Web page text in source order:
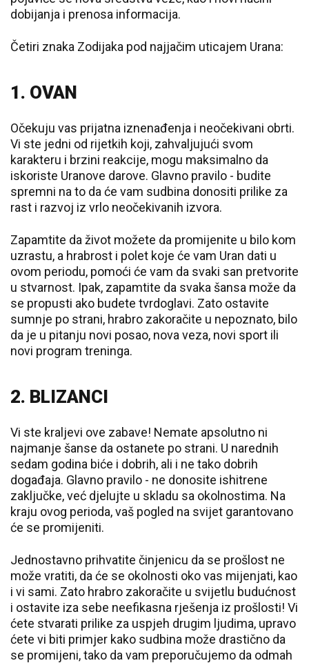
dobijanja i prenosa informacija.
Četiri znaka Zodijaka pod najjačim uticajem Urana:
1. OVAN
Očekuju vas prijatna iznenađenja i neočekivani obrti.
Vi ste jedni od rijetkih koji, zahvaljujući svom
karakteru i brzini reakcije, mogu maksimalno da
iskoriste Uranove darove. Glavno pravilo - budite
spremni na to da će vam sudbina donositi prilike za
rast i razvoj iz vrlo neočekivanih izvora.
Zapamtite da život možete da promijenite u bilo kom
uzrastu, a hrabrost i polet koje će vam Uran dati u
ovom periodu, pomoći će vam da svaki san pretvorite
u stvarnost. Ipak, zapamtite da svaka šansa može da
se propusti ako budete tvrdoglavi. Zato ostavite
sumnje po strani, hrabro zakoračite u nepoznato, bilo
da je u pitanju novi posao, nova veza, novi sport ili
novi program treninga.
2. BLIZANCI
Vi ste kraljevi ove zabave! Nemate apsolutno ni
najmanje šanse da ostanete po strani. U narednih
sedam godina biće i dobrih, ali i ne tako dobrih
događaja. Glavno pravilo - ne donosite ishitrene
zaključke, već djelujte u skladu sa okolnostima. Na
kraju ovog perioda, vaš pogled na svijet garantovano
će se promijeniti.
Jednostavno prihvatite činjenicu da se prošlost ne
može vratiti, da će se okolnosti oko vas mijenjati, kao
i vi sami. Zato hrabro zakoračite u svijetlu budućnost
i ostavite iza sebe neefikasna rješenja iz prošlosti! Vi
ćete stvarati prilike za uspjeh drugim ljudima, upravo
ćete vi biti primjer kako sudbina može drastično da
se promijeni, tako da vam preporučujemo da odmah